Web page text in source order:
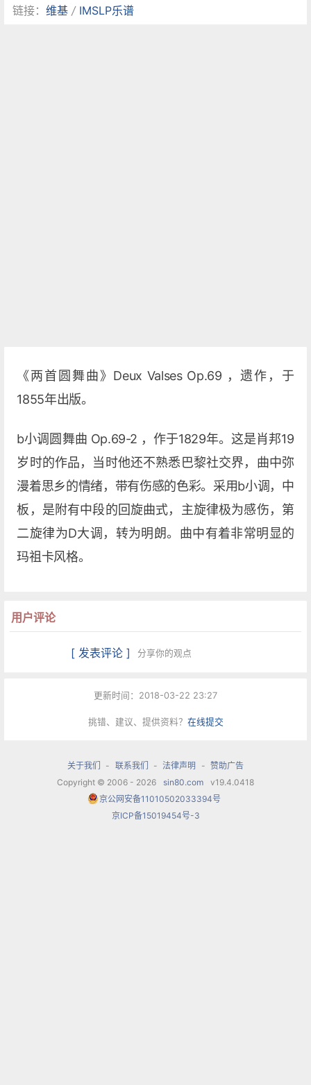
链接：维基 / IMSLP乐谱
《两首圆舞曲》Deux Valses Op.69 ，遗作，于
1855年出版。
b小调圆舞曲 Op.69-2 ，作于1829年。这是肖邦19
岁时的作品，当时他还不熟悉巴黎社交界，曲中弥
漫着思乡的情绪，带有伤感的色彩。采用b小调，中
板，是附有中段的回旋曲式，主旋律极为感伤，第
二旋律为D大调，转为明朗。曲中有着非常明显的
玛祖卡风格。
用户评论
[ 发表评论 ] 分享你的观点
更新时间：2018-03-22 23:27
挑错、建议、提供资料？ 在线提交
关于我们 - 联系我们 - 法律声明 - 赞助广告
Copyright © 2006 - 2026
sin80.com
v19.4.0418
京公网安备11010502033394号
京ICP备15019454号-3